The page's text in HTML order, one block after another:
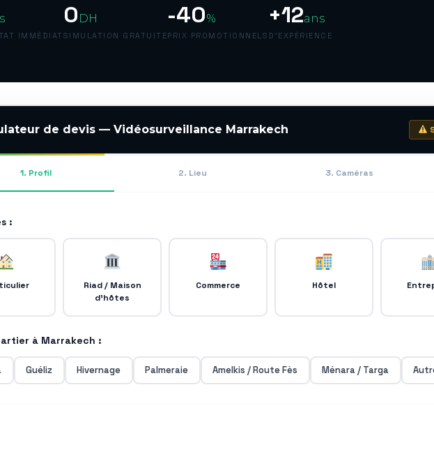
s
IMMÉDIAT
0 DH
SIMULATION GRATUITE
-40%
PRIX PROMOTIONNELS
+12ans
D'EXPÉRIENCE
de devis — Vidéosurveillance Marrakech
1. Profil 2. Lieu 3. Caméras
:
Riad / Maison
d'hôtes
Commerce Hôtel
à Marrakech :
Guéliz Hivernage Palmeraie Amelkis / Route Fès Ménara / Targa